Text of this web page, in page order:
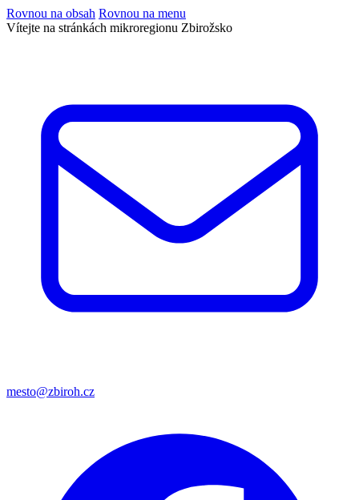
Rovnou na obsah Rovnou na menu
Vítejte na stránkách mikroregionu Zbirožsko
mesto@zbiroh.cz